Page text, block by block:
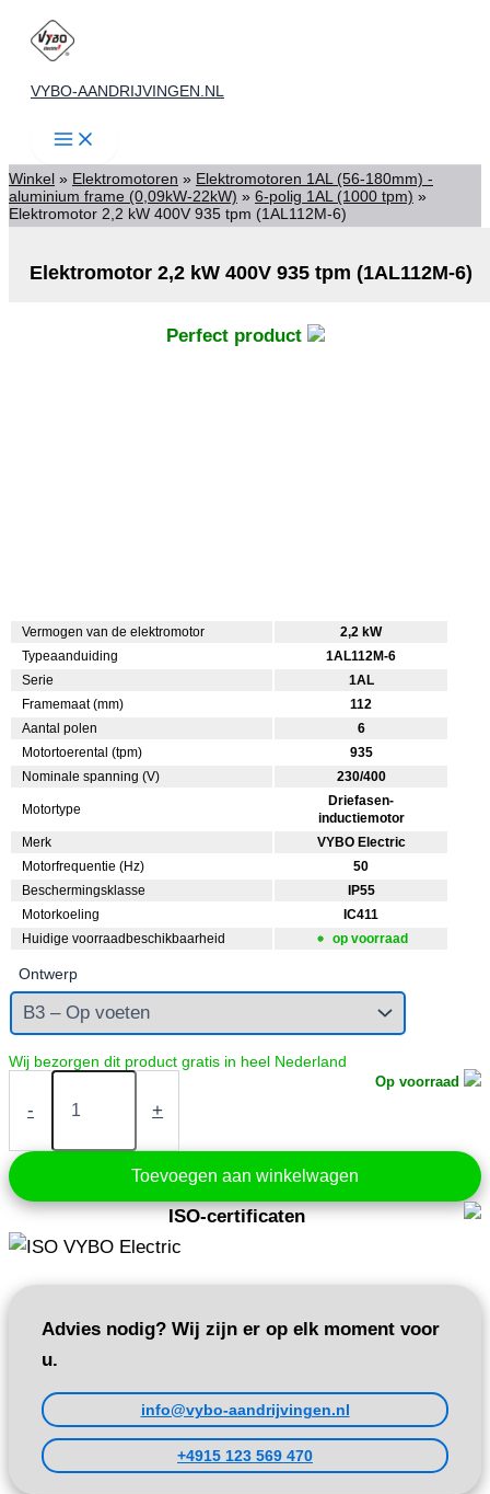
naar
VYBO-AANDRIJVINGEN.NL
Winkel » Elektromotoren » Elektromotoren 1AL (56-180mm) -
aluminium frame (0,09kW-22kW) » 6-polig 1AL (1000 tpm) »
Elektromotor 2,2 kW 400V 935 tpm (1AL112M-6)
Elektromotor 2,2 kW 400V 935 tpm (1AL112M-6)
Perfect product
Vermogen van de elektromotor
2,2 kW
Typeaanduiding
1AL112M-6
Serie
1AL
Framemaat (mm)
112
Aantal polen
6
Motortoerental (tpm)
935
Nominale spanning (V)
230/400
Motortype
Driefasen-
inductiemotor
Merk
VYBO Electric
Motorfrequentie (Hz)
50
Beschermingsklasse
IP55
Motorkoeling
IC411
Huidige voorraadbeschikbaarheid
op voorraad
Ontwerp
Op voorraad
-
Elektromotor
kW
400V
935
tpm
(1AL112M-
6)
aantal
+
Toevoegen aan winkelwagen
ISO-certificaten
Advies nodig? Wij zijn er op elk moment voor
u.
info@vybo-aandrijvingen.nl
+4915 123 569 470